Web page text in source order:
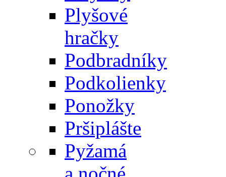
Plyšové
hračky
Podbradníky
Podkolienky
Ponožky
Pršiplášte
Pyžamá